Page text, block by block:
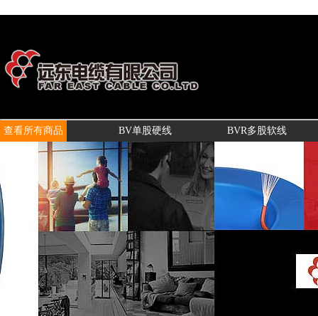
查看所有商品 BV单股硬线 BVR多股软线